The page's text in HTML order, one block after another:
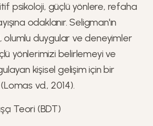
psikoloji, güçlü yönlere, refaha
odaklanır. Seligman'ın
olumlu duygular ve deneyimler
yönlerimizi belirlemeyi ve
kişisel gelişim için bir
vd., 2014).
Teori (BDT)